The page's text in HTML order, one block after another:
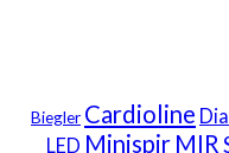
Biegler Cardioline
LED Minispir MIR